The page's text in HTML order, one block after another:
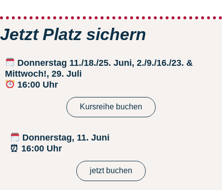
Jetzt Platz sichern
Donnerstag 11./18./25. Juni, 2./9./16./23. &
Mittwoch!, 29. Juli
16:00 Uhr
Kursreihe buchen
Donnerstag, 11. Juni
⏰ 16:00 Uhr
jetzt buchen